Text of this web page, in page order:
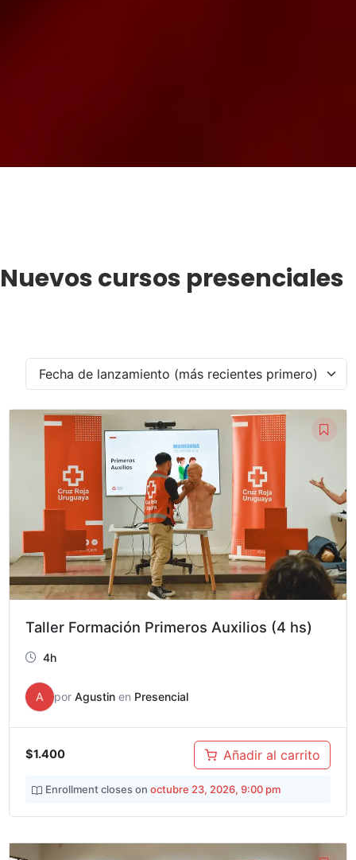
Nuevos cursos presenciales
Fecha de lanzamiento (más recientes primero)
Taller Formación Primeros Auxilios (4 hs)
4h
A por Agustinen Presencial
$1.400 Añadir al carrito
Enrollment closes on octubre 23, 2026, 9:00 pm